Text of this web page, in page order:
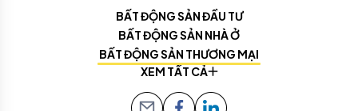
BẤT ĐỘNG SẢN ĐẦU TƯ
BẤT ĐỘNG SẢN NHÀ Ở
BẤT ĐỘNG SẢN THƯƠNG MẠI
XEM TẤT CẢ